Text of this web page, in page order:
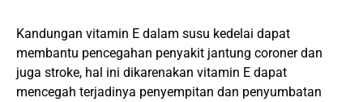
Kandungan vitamin E dalam susu kedelai dapat
membantu pencegahan penyakit jantung coroner dan
juga stroke, hal ini dikarenakan vitamin E dapat
mencegah terjadinya penyempitan dan penyumbatan